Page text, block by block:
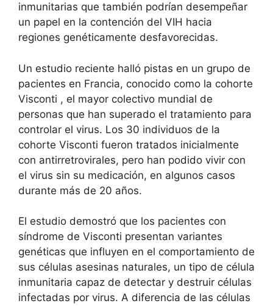
inmunitarias que también podrían desempeñar
un papel en la contención del VIH hacia
regiones genéticamente desfavorecidas.
Un estudio reciente halló pistas en un grupo de
pacientes en Francia, conocido como la cohorte
Visconti , el mayor colectivo mundial de
personas que han superado el tratamiento para
controlar el virus. Los 30 individuos de la
cohorte Visconti fueron tratados inicialmente
con antirretrovirales, pero han podido vivir con
el virus sin su medicación, en algunos casos
durante más de 20 años.
El estudio demostró que los pacientes con
síndrome de Visconti presentan variantes
genéticas que influyen en el comportamiento de
sus células asesinas naturales, un tipo de célula
inmunitaria capaz de detectar y destruir células
infectadas por virus. A diferencia de las células